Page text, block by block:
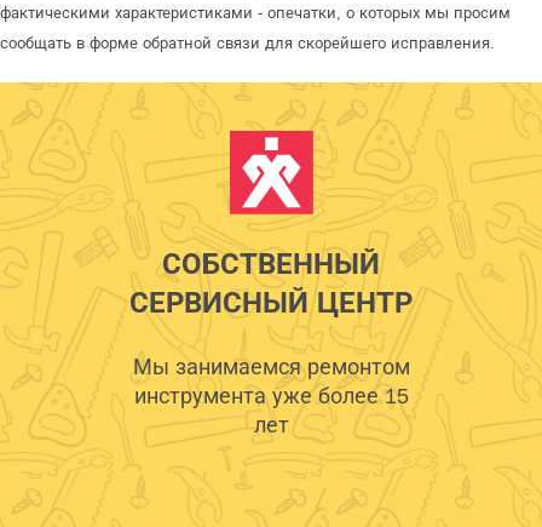
фактическими характеристиками - опечатки, о которых мы просим
сообщать в форме обратной связи для скорейшего исправления.
СОБСТВЕННЫЙ
СЕРВИСНЫЙ ЦЕНТР
Мы занимаемся ремонтом
инструмента уже более 15
лет